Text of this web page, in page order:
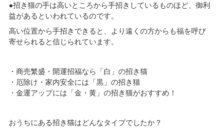
●招き猫の手は高いところから手招きしているものほど、御利
益があるといわれているのです。
高い位置から手招きできると、より遠くの方からも福を呼び
寄せられると信じられています。
・商売繁盛・開運招福なら「白」の招き猫
・厄除け・家内安全には「黒」の招き猫
・金運アップには「金・黄」の招き猫がおすすめ！
おうちにある招き猫はどんなタイプでしたか？